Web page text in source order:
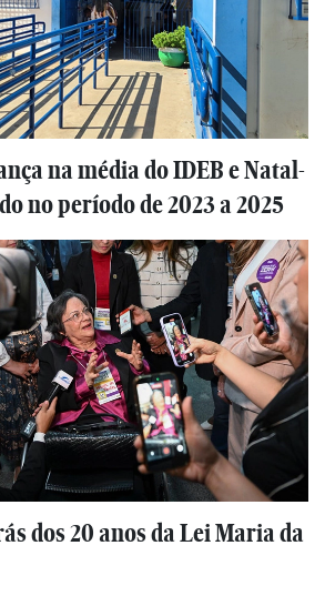
na média do IDEB e Natal-
no período de 2023 a 2025
dos 20 anos da Lei Maria da